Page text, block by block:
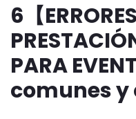
6【
PARA
comunes